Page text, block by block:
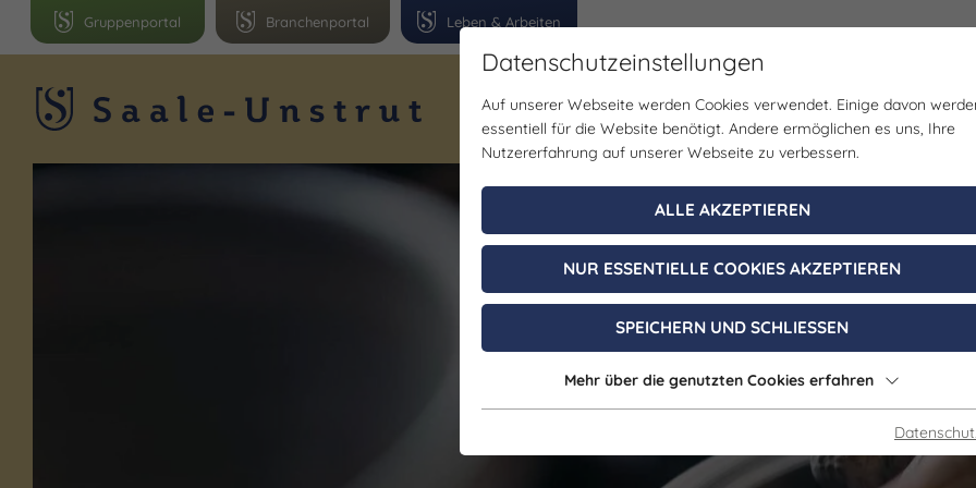
Leben & Arbeiten
Branchenportal
Gruppenportal
Region Erlebnisse Veranstaltungen Planen
Datenschutzeinstellungen
Auf unserer Webseite werden Cookies verwendet. Einige davon
essentiell für die Website benötigt. Andere ermöglichen es uns, Ihre
Nutzererfahrung auf unserer Webseite zu verbessern.
ALLE AKZEPTIEREN
NUR ESSENTIELLE COOKIES AKZEPTIEREN
SPEICHERN UND SCHLIESSEN
Mehr über die genutzten Cookies erfahren